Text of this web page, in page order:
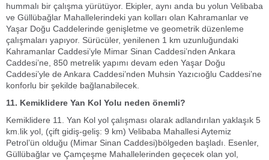
hummalı bir çalışma yürütüyor. Ekipler, aynı anda bu yolun Velibaba
ve Güllübağlar Mahallelerindeki yan kolları olan Kahramanlar ve
Yaşar Doğu Caddelerinde genişletme ve geometrik düzenleme
çalışmaları yapıyor. Sürücüler, yenilenen 1 km uzunluğundaki
Kahramanlar Caddesi’yle Mimar Sinan Caddesi’nden Ankara
Caddesi’ne, 850 metrelik yapımı devam eden Yaşar Doğu
Caddesi’yle de Ankara Caddesi’nden Muhsin Yazıcıoğlu Caddesi’ne
konforlu bir şekilde bağlanabilecek.
11. Kemiklidere Yan Kol Yolu neden önemli?
Kemiklidere 11. Yan Kol yol çalışması olarak adlandırılan yaklaşık 5
km.lik yol, (çift gidiş-geliş: 9 km) Velibaba Mahallesi Aytemiz
Petrol’ün olduğu (Mimar Sinan Caddesi)bölgeden başladı. Esenler,
Güllübağlar ve Çamçeşme Mahallelerinden geçecek olan yol,